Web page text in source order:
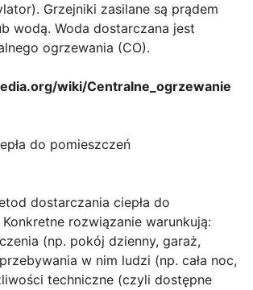
Grzejniki zasilane są prądem
wodą. Woda dostarczana jest
ogrzewania (CO).
wiki/Centralne_ogrzewanie
do pomieszczeń
dostarczania ciepła do
rozwiązanie warunkują:
(np. pokój dzienny, garaż,
w nim ludzi (np. cała noc,
techniczne (czyli dostępne